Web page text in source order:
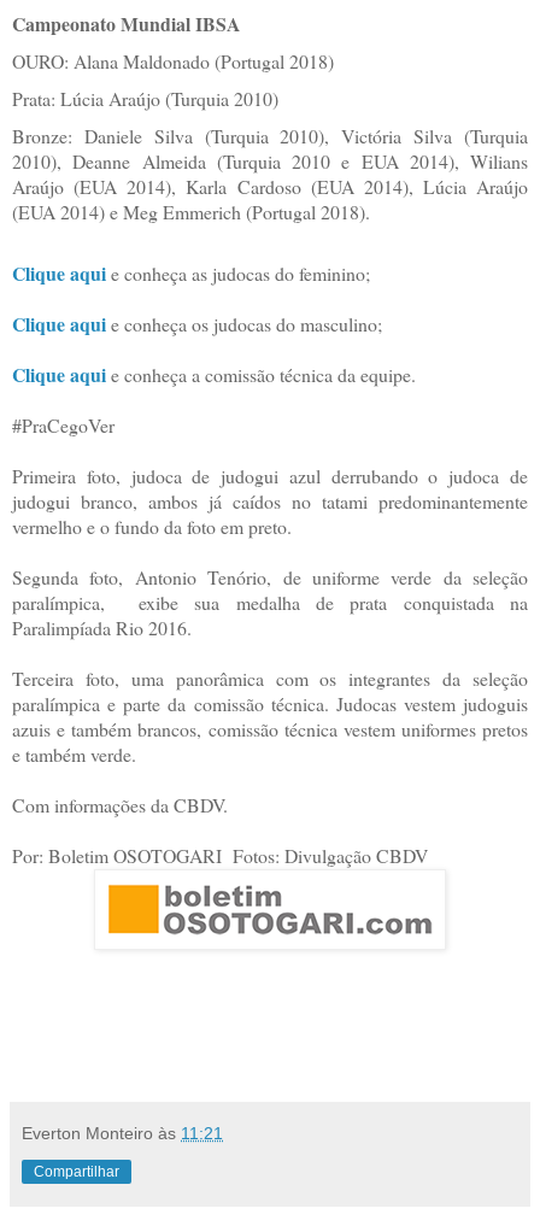
Campeonato Mundial IBSA
OURO: Alana Maldonado (Portugal 2018)
Prata: Lúcia Araújo (Turquia 2010)
Bronze: Daniele Silva (Turquia 2010), Victória Silva (Turquia
2010), Deanne Almeida (Turquia 2010 e EUA 2014), Wilians
Araújo (EUA 2014), Karla Cardoso (EUA 2014), Lúcia Araújo
(EUA 2014) e Meg Emmerich (Portugal 2018).
Clique aquie conheça as judocas do feminino;
Clique aquie conheça os judocas do masculino;
Clique aquie conheça a comissão técnica da equipe.
#PraCegoVer
Primeira foto, judoca de judogui azul derrubando o judoca de
judogui branco, ambos já caídos no tatami predominantemente
vermelho e o fundo da foto em preto.
Segunda foto, Antonio Tenório, de uniforme verde da seleção
paralímpica, exibe sua medalha de prata conquistada na
Paralimpíada Rio 2016.
Terceira foto, uma panorâmica com os integrantes da seleção
paralímpica e parte da comissão técnica. Judocas vestem judoguis
azuis e também brancos, comissão técnica vestem uniformes pretos
e também verde.
Com informações da CBDV.
Por: Boletim OSOTOGARI Fotos: Divulgação CBDV
Everton Monteiro às 11:21
Compartilhar